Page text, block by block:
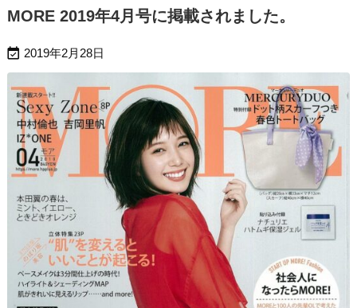
MORE 2019年4月号に掲載されました。
 2019年2月28日